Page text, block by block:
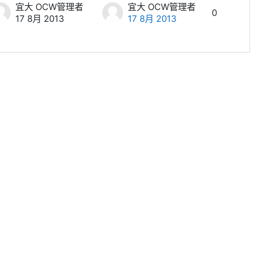
宜大 OCW管理者
17 8月 2013
宜大 OCW管理者
17 8月 2013
0